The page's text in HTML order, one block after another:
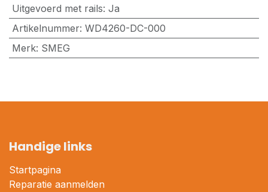
Uitgevoerd met rails: Ja
Artikelnummer: WD4260-DC-000
Merk: SMEG
Handige links
Startpagina
Reparatie aanmelden